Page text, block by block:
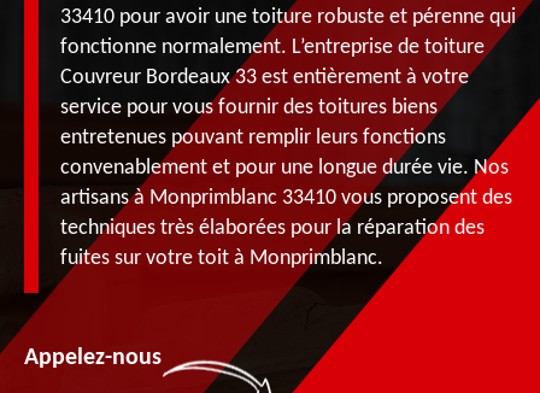
33410 pour avoir une toiture robuste et pérenne qui
fonctionne normalement. L’entreprise de toiture
Couvreur Bordeaux 33 est entièrement à votre
service pour vous fournir des toitures biens
entretenues pouvant remplir leurs fonctions
convenablement et pour une longue durée vie. Nos
artisans à Monprimblanc 33410 vous proposent des
techniques très élaborées pour la réparation des
fuites sur votre toit à Monprimblanc.
Appelez-nous